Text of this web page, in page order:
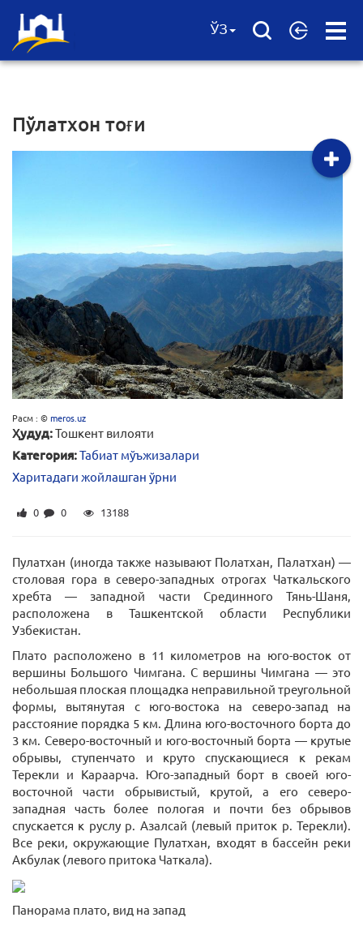
Open
ЎЗ
Пўлатхон тоғи
Расм : ©meros.uz
Ҳудуд:Тошкент вилояти
Категория:Табиат мўъжизалари
Харитадаги жойлашган ўрни
0 0 13188
Пулатхан (иногда также называют Полатхан, Палатхан) —
столовая гора в северо-западных отрогах Чаткальского
хребта — западной части Срединного Тянь-Шаня,
расположена в Ташкентской области Республики
Узбекистан.
Плато расположено в 11 километров на юго-восток от
вершины Большого Чимгана. С вершины Чимгана — это
небольшая плоская площадка неправильной треугольной
формы, вытянутая с юго-востока на северо-запад на
расстояние порядка 5 км. Длина юго-восточного борта до
3 км. Северо-восточный и юго-восточный борта — крутые
обрывы, ступенчато и круто спускающиеся к рекам
Терекли и Караарча. Юго-западный борт в своей юго-
восточной части обрывистый, крутой, а его северо-
западная часть более пологая и почти без обрывов
спускается к руслу р. Азалсай (левый приток р. Терекли).
Все реки, окружающие Пулатхан, входят в бассейн реки
Акбулак (левого притока Чаткала).
Панорама плато, вид на запад